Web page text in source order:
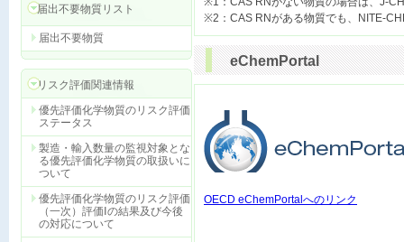
届出不要物質リスト
届出不要物質
リスク評価関連情報
優先評価化学物質のリスク評価
ステータス
製造・輸入数量の監視対象とな
る優先評価化学物質の取扱いに
ついて
優先評価化学物質のリスク評価
（一次）評価Ⅰの結果及び今後
の対応について
eChemPortal
OECD eChemPortalへのリンク